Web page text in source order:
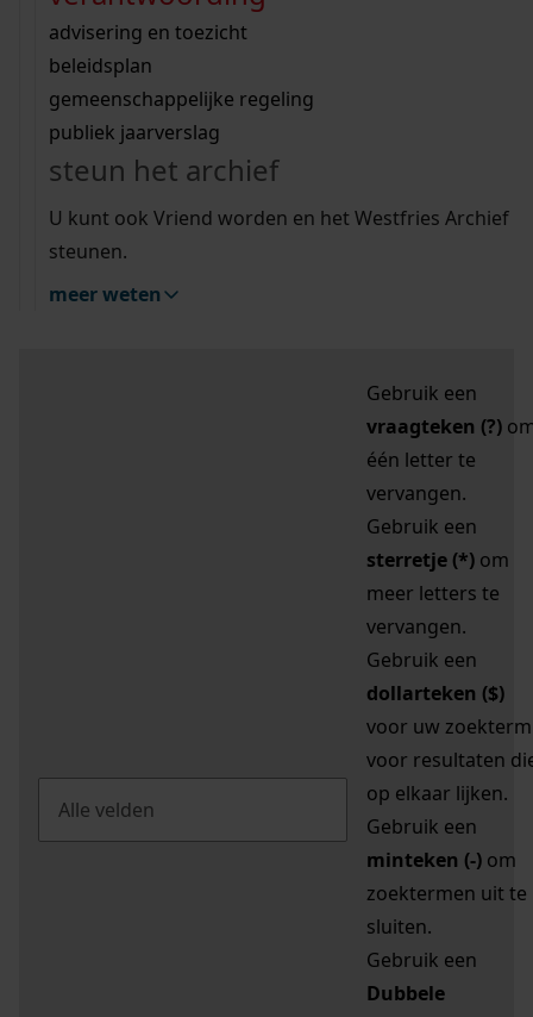
bouwvergunningen
omgevingsvergunningen
vergunningen
beeld en geluid
uitleg nodig?
Wij helpen u op weg met een aantal zoektips.
bekijk alle zoektips
Wij helpen u op weg met een aantal zoektips.
bekijk alle zoektips
bekijk ons geschiedenislokaal
advisering en toezicht
beleidsplan
gemeenschappelijke regeling
publiek jaarverslag
steun het archief
U kunt ook Vriend worden en het Westfries Archief
steunen.
meer weten
zoektips
Mijn Studiezaal (inloggen)
uw zoekopdracht te
Gebruik een
vraagteken (?)
één letter te
vervangen.
Gebruik een
sterretje (*) om
meer letters te
vervangen.
Gebruik een
dollarteken ($)
voor uw zoekterm
voor resultaten
op elkaar lijken.
Gebruik een
minteken (-) om
zoektermen uit te
sluiten.
Gebruik een
Dubbele